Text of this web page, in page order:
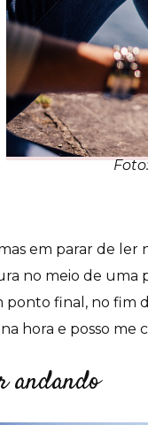
em parar de ler
no meio de uma
final, no fim
hora e posso
andando